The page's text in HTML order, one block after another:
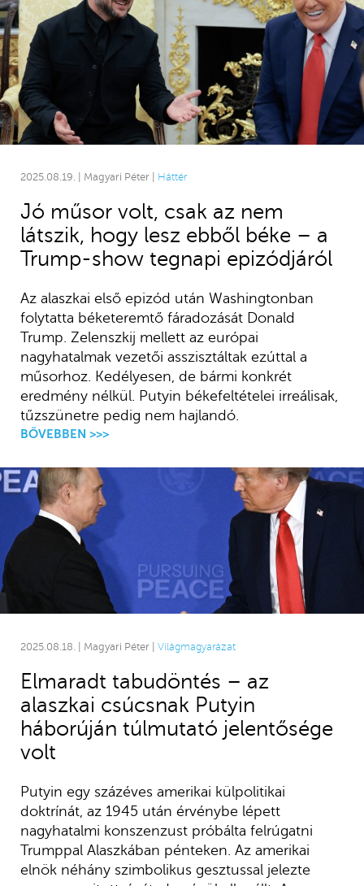
2025.08.19. | Magyari Péter | Háttér
Jó műsor volt, csak az nem
látszik, hogy lesz ebből béke – a
Trump-show tegnapi epizódjáról
Az alaszkai első epizód után Washingtonban
folytatta béketeremtő fáradozását Donald
Trump. Zelenszkij mellett az európai
nagyhatalmak vezetői asszisztáltak ezúttal a
műsorhoz. Kedélyesen, de bármi konkrét
eredmény nélkül. Putyin békefeltételei irreálisak,
tűzszünetre pedig nem hajlandó.
BŐVEBBEN >>>
2025.08.18. | Magyari Péter | Világmagyarázat
Elmaradt tabudöntés – az
alaszkai csúcsnak Putyin
háborúján túlmutató jelentősége
volt
Putyin egy százéves amerikai külpolitikai
doktrínát, az 1945 után érvénybe lépett
nagyhatalmi konszenzust próbálta felrúgatni
Trumppal Alaszkában pénteken. Az amerikai
elnök néhány szimbolikus gesztussal jelezte